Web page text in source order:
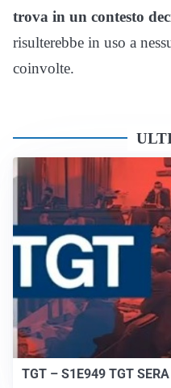
trova in un contesto
risulterebbe in uso a
coinvolte.
TGT – S1E949 TGT